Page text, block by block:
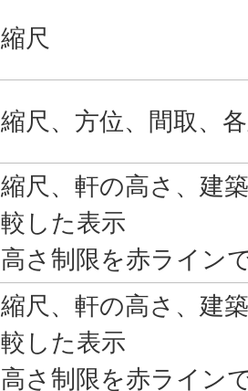
縮尺
縮尺、方位、間取、
縮尺、軒の高さ、建
較した表示
高さ制限を赤ライン
縮尺、軒の高さ、建
較した表示
高さ制限を赤ライン